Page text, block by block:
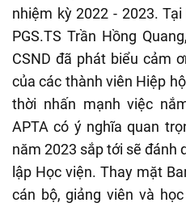
nhiệm kỳ 2022 - 2023.
PGS.TS Trần Hồng
CSND đã phát biểu cảm
của các thành viên Hiệp
thời nhấn mạnh việc
APTA có ý nghĩa quan
năm 2023 sắp tới sẽ đánh
lập Học viện. Thay mặt
cán bộ, giảng viên và